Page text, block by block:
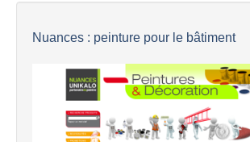
Nuances : peinture pour le bâtiment